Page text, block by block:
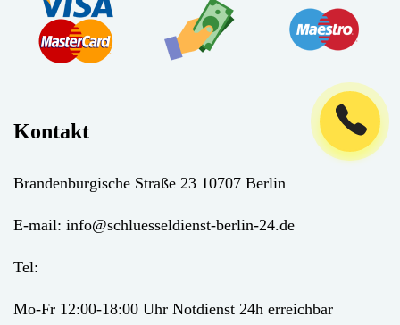
Kontakt
Brandenburgische Straße 23 10707 Berlin
E-mail: info@schluesseldienst-berlin-24.de
Tel:
Mo-Fr 12:00-18:00 Uhr Notdienst 24h erreichbar